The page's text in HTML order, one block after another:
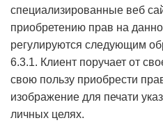
специализированные веб
приобретению прав на
регулируются следующим
6.3.1. Клиент поручает от
свою пользу приобрести
изображение для печати
личных целях.